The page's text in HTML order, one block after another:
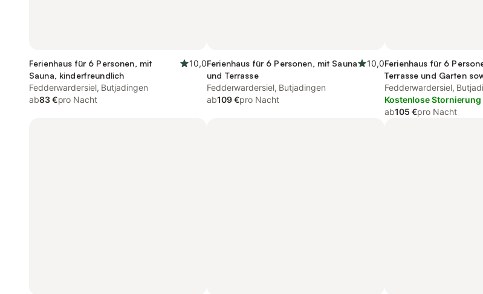
Ferienhaus für 6 Personen, mit
Sauna, kinderfreundlich
10,0
Fedderwardersiel, Butjadingen
ab83 €pro Nacht
Ferienhaus für 6 Personen, mit Sauna
und Terrasse
10,0
Fedderwardersiel, Butjadingen
ab109 €pro Nacht
Ferienhaus für 6
Terrasse und Garten
kinderfreundlich
Fedderwardersiel,
Kostenlose Stornierung
ab105 €pro Nacht